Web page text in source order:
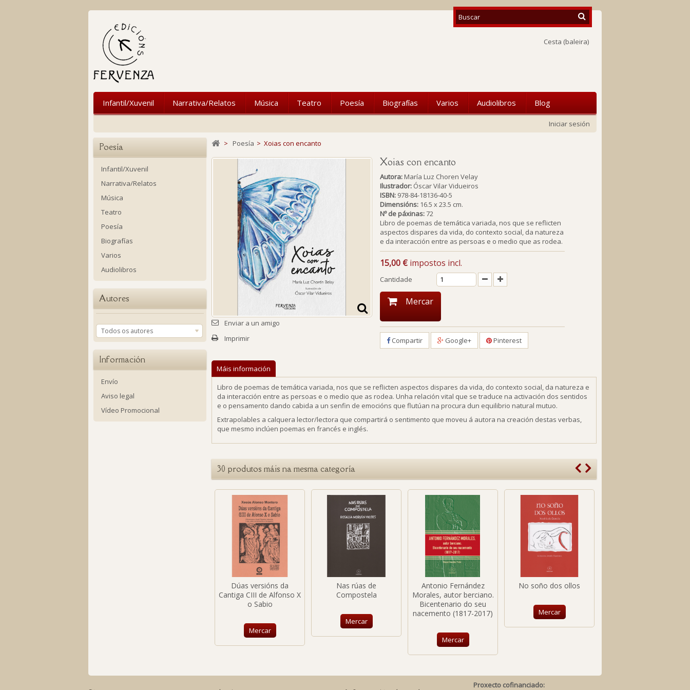
Cesta (baleira)
Infantil/Xuvenil Narrativa/Relatos Música Teatro Poesía Biografías Varios Audiolibros Blog
Iniciar sesión
Poesía
Infantil/Xuvenil
Narrativa/Relatos
Música
Teatro
Poesía
Biografías
Varios
Audiolibros
Autores
Todos os autores
Información
Envío
Aviso legal
Vídeo Promocional
> Poesía > Xoias con encanto
Enviar a un amigo
Imprimir
Xoias con encanto
Autora: María Luz Choren Velay
Ilustrador: Óscar Vilar Vidueiros
ISBN: 978-84-18136-40-5
Dimensións:16.5 x 23.5 cm.
Nº de páxinas:72
Libro de poemas de temática variada, nos que se reflicten
aspectos dispares da vida, do contexto social, da natureza
e da interacción entre as persoas e o medio que as rodea.
15,00 €impostos incl.
Cantidade
Mercar
Compartir Google+ Pinterest
Máis información
Libro de poemas de temática variada, nos que se reflicten aspectos dispares da vida, do contexto social, da natureza e
da interacción entre as persoas e o medio que as rodea. Unha relación vital que se traduce na activación dos sentidos
e o pensamento dando cabida a un senfin de emocións que flutúan na procura dun equilibrio natural mutuo.
Extrapolables a calquera lector/lectora que compartirá o sentimento que moveu á autora na creación destas verbas,
que mesmo inclúen poemas en francés e inglés.
30 produtos máis na mesma categoría
Dúas versións da
Cantiga CIII de Alfonso X
o Sabio
Mercar
Nas rúas de
Compostela
Mercar
Antonio Fernández
Morales, autor berciano.
Bicentenario do seu
nacemento (1817-2017)
Mercar
No soño dos ollos
Mercar
Proxecto cofinanciado: